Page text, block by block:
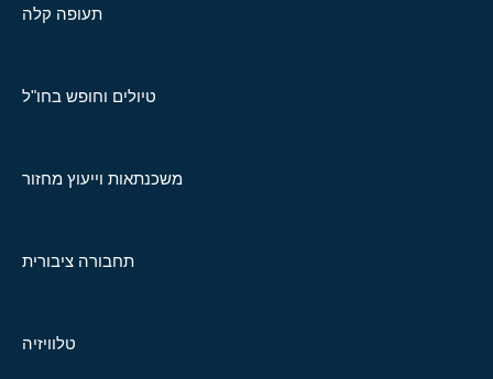
תעופה קלה
טיולים וחופש בחו"ל
משכנתאות וייעוץ מחזור
תחבורה ציבורית
טלוויזיה